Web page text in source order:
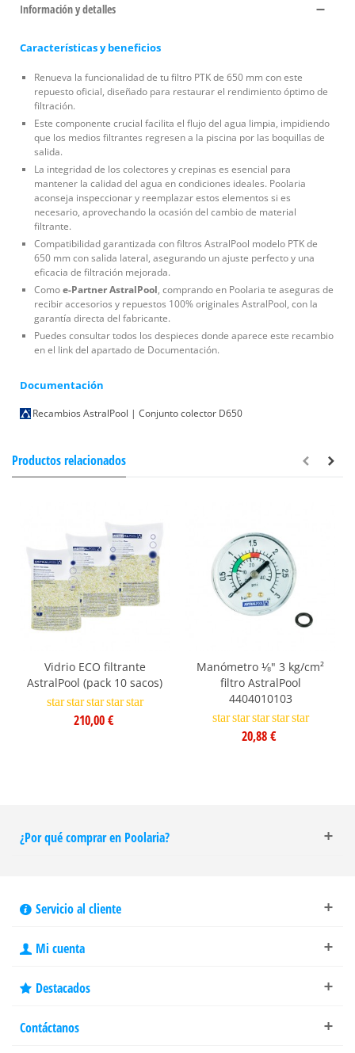
Información y detalles
Características y beneficios
Renueva la funcionalidad de tu filtro PTK de 650 mm con este
repuesto oficial, diseñado para restaurar el rendimiento óptimo de
filtración.
Este componente crucial facilita el flujo del agua limpia, impidiendo
que los medios filtrantes regresen a la piscina por las boquillas de
salida.
La integridad de los colectores y crepinas es esencial para
mantener la calidad del agua en condiciones ideales. Poolaria
aconseja inspeccionar y reemplazar estos elementos si es
necesario, aprovechando la ocasión del cambio de material
filtrante.
Compatibilidad garantizada con filtros AstralPool modelo PTK de
650 mm con salida lateral, asegurando un ajuste perfecto y una
eficacia de filtración mejorada.
Comoe-Partner AstralPool, comprando en Poolaria te aseguras de
recibir accesorios y repuestos 100% originales AstralPool, con la
garantía directa del fabricante.
Puedes consultar todos los despieces donde aparece este recambio
en el link del apartado de Documentación.
Documentación
Recambios AstralPool | Conjunto colector D650
Productos relacionados
Vidrio ECO filtrante
AstralPool (pack 10 sacos)
star star star star star
210,00 €
Manómetro ⅛" 3 kg/cm²
filtro AstralPool
4404010103
star star star star star
20,88 €
¿Por qué comprar en Poolaria?
Servicio al cliente
Mi cuenta
Destacados
Contáctanos